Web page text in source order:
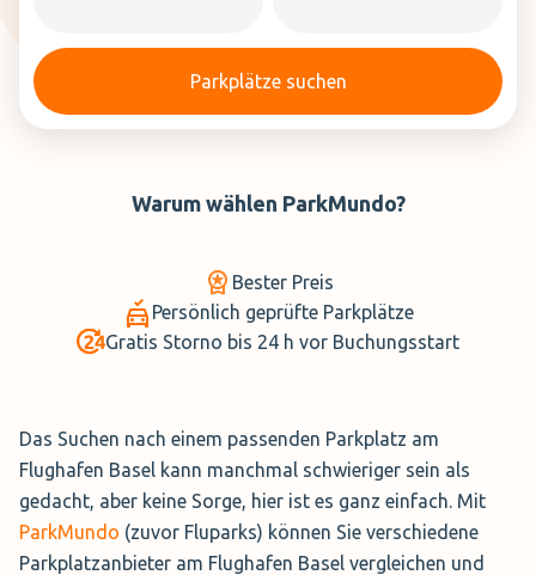
Parkplätze suchen
Warum wählen ParkMundo?
Bester Preis
Persönlich geprüfte Parkplätze
Gratis Storno bis 24 h vor Buchungsstart
Das Suchen nach einem passenden Parkplatz am
Flughafen Basel kann manchmal schwieriger sein als
gedacht, aber keine Sorge, hier ist es ganz einfach. Mit
ParkMundo (zuvor Fluparks) können Sie verschiedene
Parkplatzanbieter am Flughafen Basel vergleichen und